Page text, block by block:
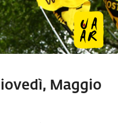
Maggio